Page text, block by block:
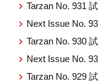
Tarzan No. 931
Next Issue No.
Tarzan No. 930
Next Issue No.
Tarzan No. 929